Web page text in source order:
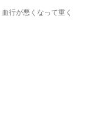
行が悪くなって重く